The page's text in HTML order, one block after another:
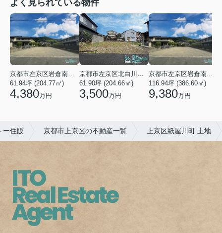
よく見られている物件
61.94坪 (204.77㎡)
4,380万円
61.90坪 (204.66㎡)
3,500万円
116.94坪 (386.60㎡)
9,380万円
ー住販 京都市上京区の不動産一覧 上京区紙屋川町 土地